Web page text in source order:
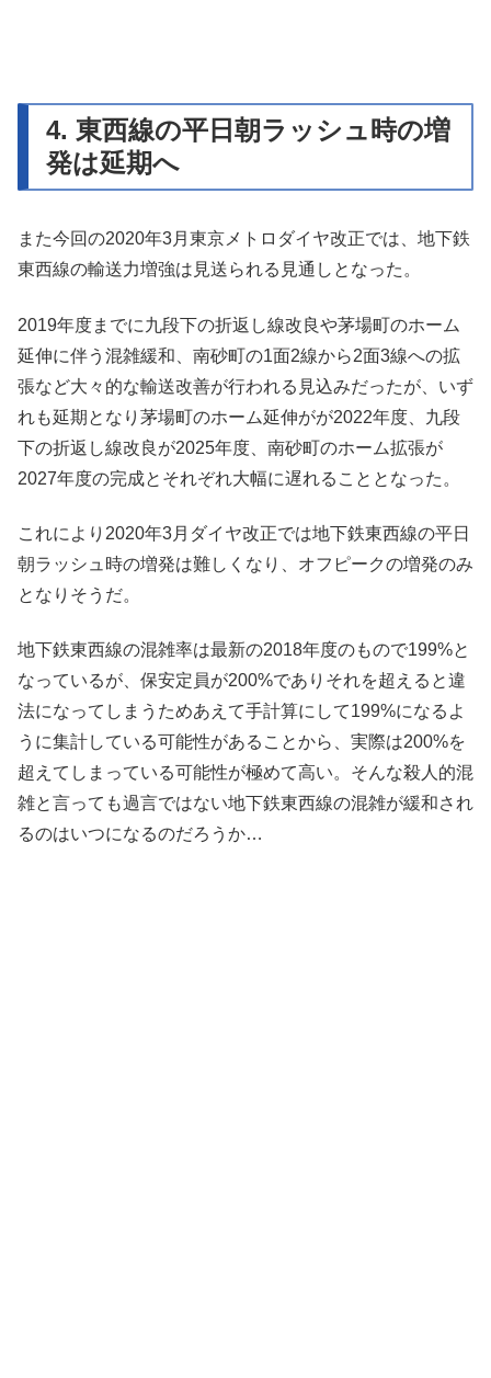
4. 東西線の平日朝ラッシュ時の増
発は延期へ
また今回の2020年3月東京メトロダイヤ改正では、地下鉄
東西線の輸送力増強は見送られる見通しとなった。
2019年度までに九段下の折返し線改良や茅場町のホーム
延伸に伴う混雑緩和、南砂町の1面2線から2面3線への拡
張など大々的な輸送改善が行われる見込みだったが、いず
れも延期となり茅場町のホーム延伸がが2022年度、九段
下の折返し線改良が2025年度、南砂町のホーム拡張が
2027年度の完成とそれぞれ大幅に遅れることとなった。
これにより2020年3月ダイヤ改正では地下鉄東西線の平日
朝ラッシュ時の増発は難しくなり、オフピークの増発のみ
となりそうだ。
地下鉄東西線の混雑率は最新の2018年度のもので199%と
なっているが、保安定員が200%でありそれを超えると違
法になってしまうためあえて手計算にして199%になるよ
うに集計している可能性があることから、実際は200%を
超えてしまっている可能性が極めて高い。そんな殺人的混
雑と言っても過言ではない地下鉄東西線の混雑が緩和され
るのはいつになるのだろうか…